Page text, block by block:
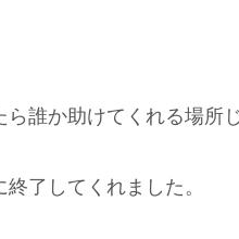
誰か助けてくれる場所
了してくれました。